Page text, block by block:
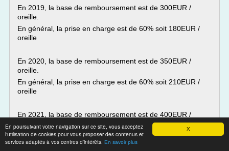
X
En poursuivant votre navigation sur ce site, vous acceptez
l'utilisation de cookies pour vous proposer des contenus et
services adaptés à vos centres d'intérêts. En savoir plus
En 2019, la base de remboursement est de 300EUR /
oreille.
En général, la prise en charge est de 60% soit 180EUR /
oreille
En 2020, la base de remboursement est de 350EUR /
oreille.
En général, la prise en charge est de 60% soit 210EUR /
oreille
En 2021, la base de remboursement est de 400EUR /
oreille.
En général, la prise en charge est de 60% soit 240EUR /
oreille